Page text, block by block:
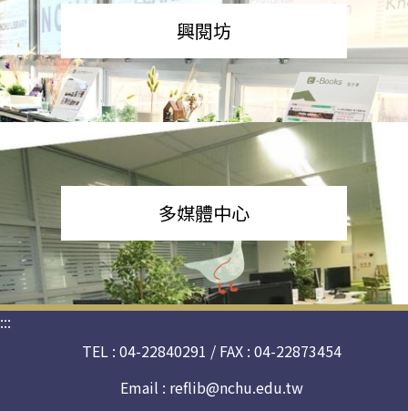
興閱坊
多媒體中心
:::
TEL : 04-22840291 / FAX : 04-22873454
Email : reflib@nchu.edu.tw